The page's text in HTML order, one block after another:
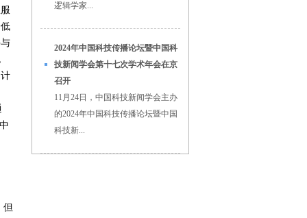
但
逻辑学家...
2024年中国科技传播论坛暨中国科
技新闻学会第十七次学术年会在京
召开
11月24日，中国科技新闻学会主办
的2024年中国科技传播论坛暨中国
科技新...